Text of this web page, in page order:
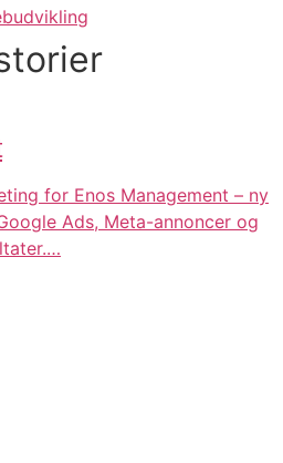
for Enos Management – ny
Ads, Meta-annoncer og